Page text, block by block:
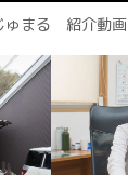
ゅまる 紹介動画